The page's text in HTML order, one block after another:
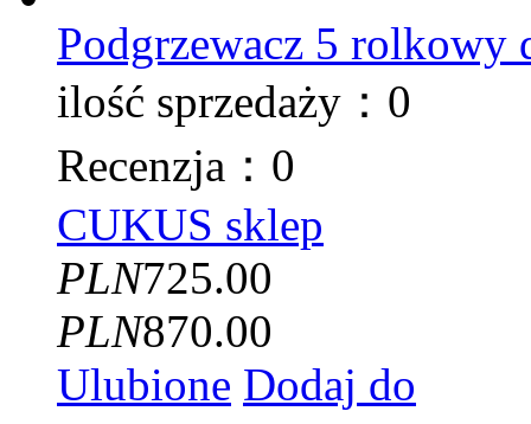
Podgrzewacz 5 rolkowy
ilość sprzedaży：0
Recenzja：0
CUKUS sklep
PLN725.00
PLN870.00
Ulubione Dodaj do